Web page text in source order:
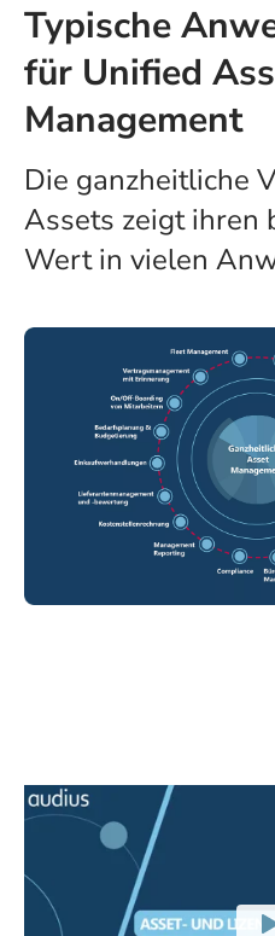
Typische
für Unified
Management
Die ganzheitliche
Assets zeigt ihren
Wert in vielen